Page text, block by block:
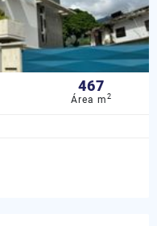
467
Área m2